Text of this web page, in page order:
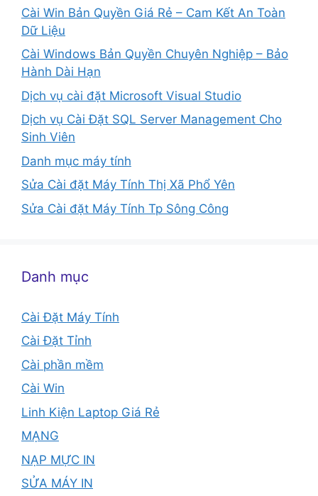
Cài Win Bản Quyền Giá Rẻ – Cam Kết An Toàn
Dữ Liệu
Cài Windows Bản Quyền Chuyên Nghiệp – Bảo
Hành Dài Hạn
Dịch vụ cài đặt Microsoft Visual Studio
Dịch vụ Cài Đặt SQL Server Management Cho
Sinh Viên
Danh mục máy tính
Sửa Cài đặt Máy Tính Thị Xã Phổ Yên
Sửa Cài đặt Máy Tính Tp Sông Công
Danh mục
Cài Đặt Máy Tính
Cài Đặt Tỉnh
Cài phần mềm
Cài Win
Linh Kiện Laptop Giá Rẻ
MẠNG
NẠP MỰC IN
SỬA MÁY IN